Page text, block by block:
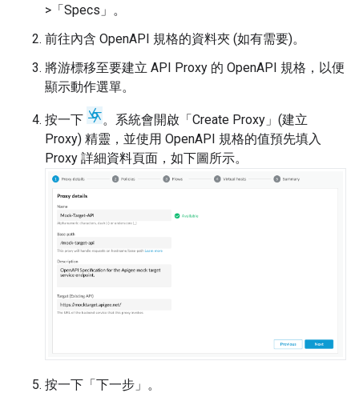
>「Specs」 。
前往內含 OpenAPI 規格的資料夾 (如有需要)。
將游標移至要建立 API Proxy 的 OpenAPI 規格，以便
顯示動作選單。
按一下
。系統會開啟「Create Proxy」(建立
Proxy) 精靈，並使用 OpenAPI 規格的值預先填入
Proxy 詳細資料頁面，如下圖所示。
按一下「下一步」 。